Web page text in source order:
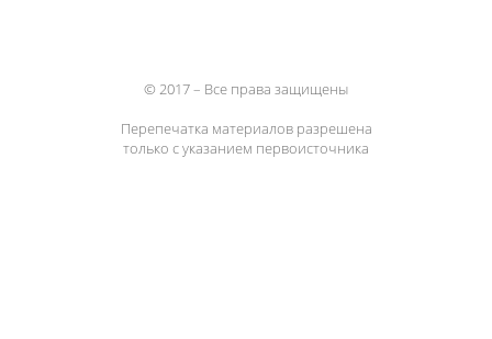
© 2017 – Все права защищены
Перепечатка материалов разрешена
только с указанием первоисточника